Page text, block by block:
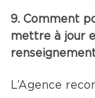
9. Comment
mettre à jour
L’Agence